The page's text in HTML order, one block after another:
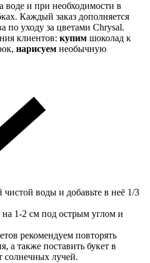
воде и при необходимости в
Каждый заказ дополняется
по уходу за цветами Chrysal.
клиентов: купим шоколад к
нарисуем необычную
чистой воды и добавьте в неё 1/3
на 1-2 см под острым углом и
рекомендуем повторять
а также поставить букет в
солнечных лучей.